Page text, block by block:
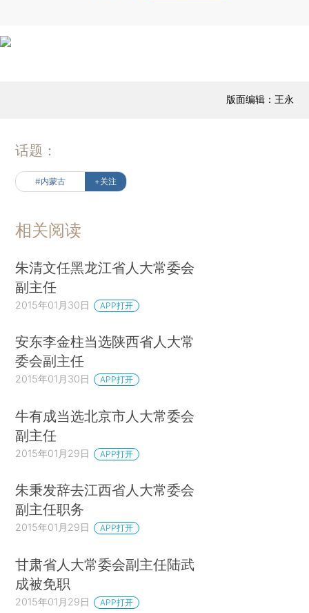
版面编辑：王永
话题：
#内蒙古 +关注
相关阅读
朱清文任黑龙江省人大常委会
副主任
2015年01月30日 APP打开
安东李金柱当选陕西省人大常
委会副主任
2015年01月30日 APP打开
牛有成当选北京市人大常委会
副主任
2015年01月29日 APP打开
朱秉发辞去江西省人大常委会
副主任职务
2015年01月29日 APP打开
甘肃省人大常委会副主任陆武
成被免职
2015年01月29日 APP打开